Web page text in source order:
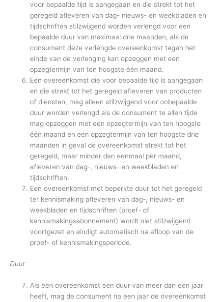
voor bepaalde tijd is aangegaan en die strekt tot het
geregeld afleveren van dag- nieuws- en weekbladen en
tijdschriften stilzwijgend worden verlengd voor een
bepaalde duur van maximaal drie maanden, als de
consument deze verlengde overeenkomst tegen het
einde van de verlenging kan opzeggen met een
opzegtermijn van ten hoogste één maand.
Een overeenkomst die voor bepaalde tijd is aangegaan
en die strekt tot het geregeld afleveren van producten
of diensten, mag alleen stilzwijgend voor onbepaalde
duur worden verlengd als de consument te allen tijde
mag opzeggen met een opzegtermijn van ten hoogste
één maand en een opzegtermijn van ten hoogste drie
maanden in geval de overeenkomst strekt tot het
geregeld, maar minder dan eenmaal per maand,
afleveren van dag-, nieuws- en weekbladen en
tijdschriften.
Een overeenkomst met beperkte duur tot het geregeld
ter kennismaking afleveren van dag-, nieuws- en
weekbladen en tijdschriften (proef- of
kennismakingsabonnement) wordt niet stilzwijgend
voortgezet en eindigt automatisch na afloop van de
proef- of kennismakingsperiode.
Duur
Als een overeenkomst een duur van meer dan een jaar
heeft, mag de consument na een jaar de overeenkomst